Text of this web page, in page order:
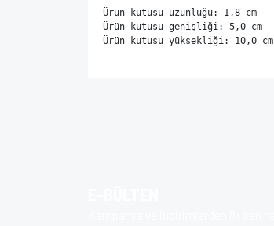
Ürün kutusu uzunluğu: 1,8 cm
Ürün kutusu genişliği: 5,0 cm
Ürün kutusu yüksekliği: 10,0 cm